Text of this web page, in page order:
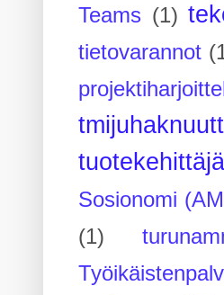
Teams (1)
tietovarannot
Sosionomi
(1)